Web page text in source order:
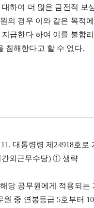
하여 더 많은 금전적 보
의 경우 이와 같은 목적
급한다 하여 이를 불합
침해한다고 할 수 없다.
대통령령 제24918호로
간외근무수당) ① 생략
당 공무원에게 적용되는
중 연봉등급 5호부터